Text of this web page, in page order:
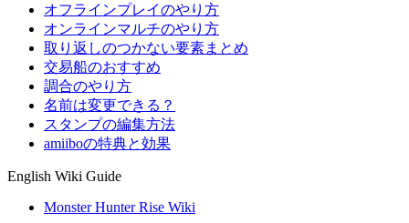
オフラインプレイのやり方
オンラインマルチのやり方
取り返しのつかない要素まとめ
交易船のおすすめ
調合のやり方
名前は変更できる？
スタンプの編集方法
amiiboの特典と効果
English Wiki Guide
Monster Hunter Rise Wiki